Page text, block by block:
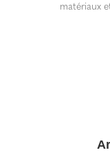
matériaux